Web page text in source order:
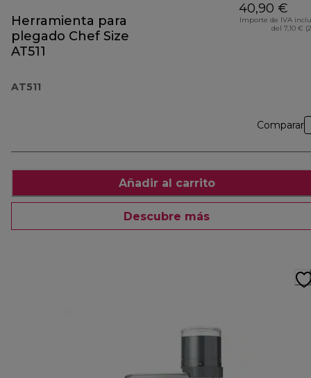
Herramienta para
plegado Chef Size
AT511
AT511
40,90 €
Importe de IVA
del 7,10 €
Comparar
Añadir al carrito
Descubre más